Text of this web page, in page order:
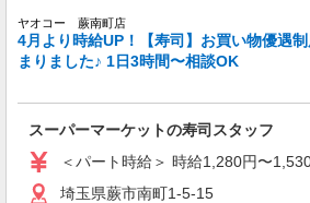
ヤオコー 蕨南町店
4月より時給UP！【寿司】お買い物優遇
まりました♪ 1日3時間〜相談OK
スーパーマーケットの寿司スタッフ
＜パート時給＞ 時給1,280円〜
埼玉県蕨市南町1-5-15